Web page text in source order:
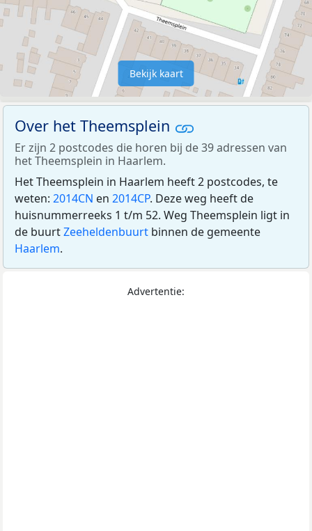
Bekijk kaart
Over het Theemsplein
Er zijn 2 postcodes die horen bij de 39 adressen van
het Theemsplein in Haarlem.
Het Theemsplein in Haarlem heeft 2 postcodes, te
weten: 2014CN en 2014CP. Deze weg heeft de
huisnummerreeks 1 t/m 52. Weg Theemsplein ligt in
de buurtZeeheldenbuurt binnen de gemeente
Haarlem.
Advertentie: